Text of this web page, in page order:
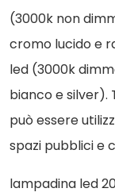
(3000k non
cromo lucido e
led (3000k
bianco e silver).
può essere
spazi pubblici e
lampadina led